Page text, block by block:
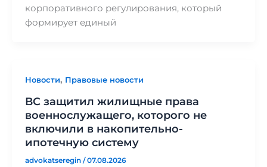
корпоративного регулирования, который
формирует единый
Новости, Правовые новости
ВС защитил жилищные права
военнослужащего, которого не
включили в накопительно-
ипотечную систему
advokatseregin /07.08.2026